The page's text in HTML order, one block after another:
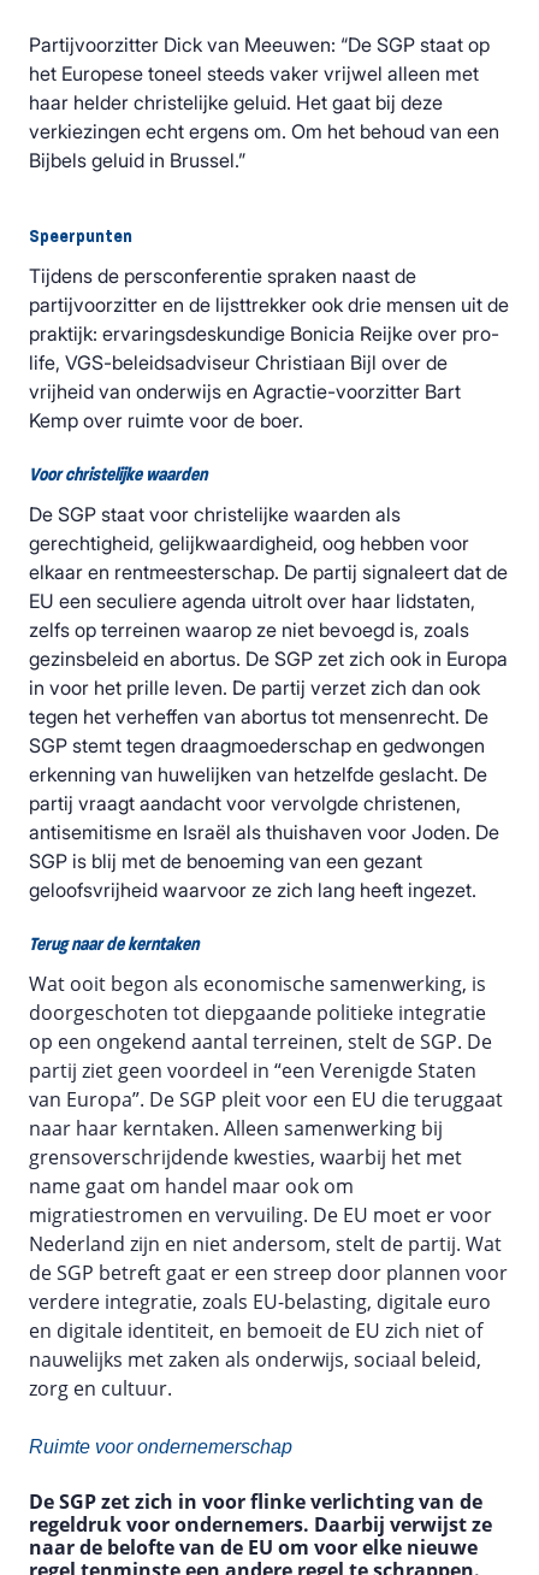
Partijvoorzitter Dick van Meeuwen: “De SGP staat op
het Europese toneel steeds vaker vrijwel alleen met
haar helder christelijke geluid. Het gaat bij deze
verkiezingen echt ergens om. Om het behoud van een
Bijbels geluid in Brussel.”
Speerpunten
Tijdens de persconferentie spraken naast de
partijvoorzitter en de lijsttrekker ook drie mensen uit de
praktijk: ervaringsdeskundige Bonicia Reijke over pro-
life, VGS-beleidsadviseur Christiaan Bijl over de
vrijheid van onderwijs en Agractie-voorzitter Bart
Kemp over ruimte voor de boer.
Voor christelijke waarden
De SGP staat voor christelijke waarden als
gerechtigheid, gelijkwaardigheid, oog hebben voor
elkaar en rentmeesterschap. De partij signaleert dat de
EU een seculiere agenda uitrolt over haar lidstaten,
zelfs op terreinen waarop ze niet bevoegd is, zoals
gezinsbeleid en abortus. De SGP zet zich ook in Europa
in voor het prille leven. De partij verzet zich dan ook
tegen het verheffen van abortus tot mensenrecht. De
SGP stemt tegen draagmoederschap en gedwongen
erkenning van huwelijken van hetzelfde geslacht. De
partij vraagt aandacht voor vervolgde christenen,
antisemitisme en Israël als thuishaven voor Joden. De
SGP is blij met de benoeming van een gezant
geloofsvrijheid waarvoor ze zich lang heeft ingezet.
Terug naar de kerntaken
Wat ooit begon als economische samenwerking, is
doorgeschoten tot diepgaande politieke integratie
op een ongekend aantal terreinen, stelt de SGP. De
partij ziet geen voordeel in “een Verenigde Staten
van Europa”. De SGP pleit voor een EU die teruggaat
naar haar kerntaken. Alleen samenwerking bij
grensoverschrijdende kwesties, waarbij het met
name gaat om handel maar ook om
migratiestromen en vervuiling. De EU moet er voor
Nederland zijn en niet andersom, stelt de partij. Wat
de SGP betreft gaat er een streep door plannen voor
verdere integratie, zoals EU-belasting, digitale euro
en digitale identiteit, en bemoeit de EU zich niet of
nauwelijks met zaken als onderwijs, sociaal beleid,
zorg en cultuur.
Ruimte voor ondernemerschap
De SGP zet zich in voor flinke verlichting van de
regeldruk voor ondernemers. Daarbij verwijst ze
naar de belofte van de EU om voor elke nieuwe